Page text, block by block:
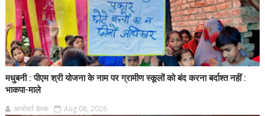
मधुबनी : पीएम श्री योजना के नाम पर ग्रामीण स्कूलों को बंद करना बर्दाश्त नहीं :
भाकपा-माले
आर्यावर्त डेस्क Aug 08, 2026